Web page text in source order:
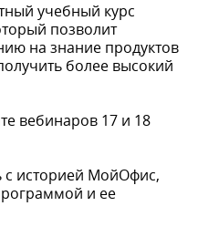
учебный курс
позволит
на знание продуктов
более высокий
вебинаров 17 и 18
с историей МойОфис,
и ее